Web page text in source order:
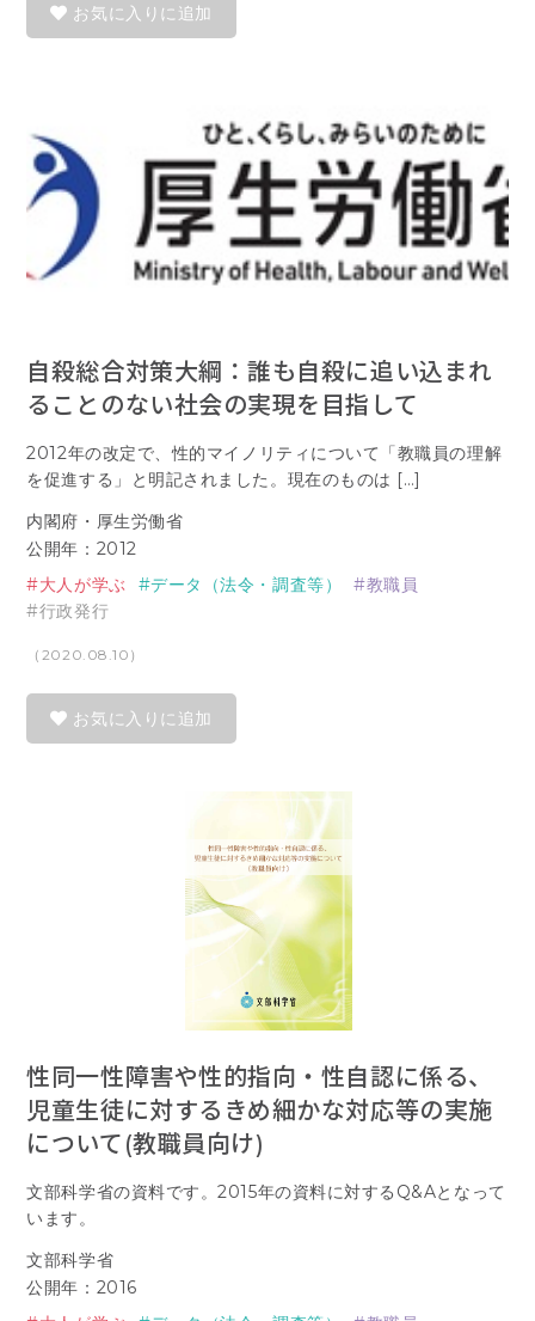
お気に入りに追加
自殺総合対策大綱：誰も自殺に追い込まれ
ることのない社会の実現を目指して
2012年の改定で、性的マイノリティについて「教職員の理解
を促進する」と明記されました。現在のものは […]
内閣府・厚生労働省
公開年：2012
大人が学ぶ
データ（法令・調査等）
教職員
行政発行
（2020.08.10）
お気に入りに追加
性同一性障害や性的指向・性自認に係る、
児童生徒に対するきめ細かな対応等の実施
について(教職員向け)
文部科学省の資料です。2015年の資料に対するQ&Aとなって
います。
文部科学省
公開年：2016